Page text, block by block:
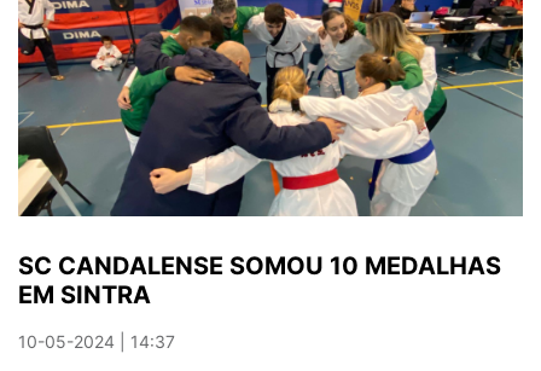
SC CANDALENSE SOMOU 10 MEDALHAS
EM SINTRA
10-05-2024 | 14:37